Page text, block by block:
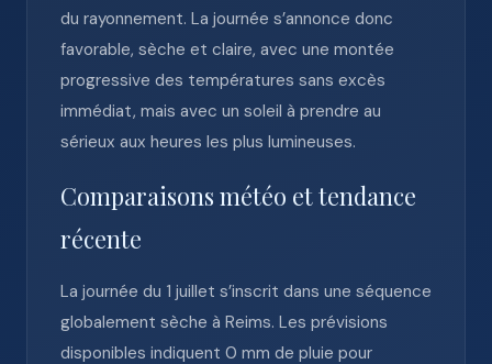
du rayonnement. La journée s’annonce donc
favorable, sèche et claire, avec une montée
progressive des températures sans excès
immédiat, mais avec un soleil à prendre au
sérieux aux heures les plus lumineuses.
Comparaisons météo et tendance
récente
La journée du 1 juillet s’inscrit dans une séquence
globalement sèche à Reims. Les prévisions
disponibles indiquent 0 mm de pluie pour